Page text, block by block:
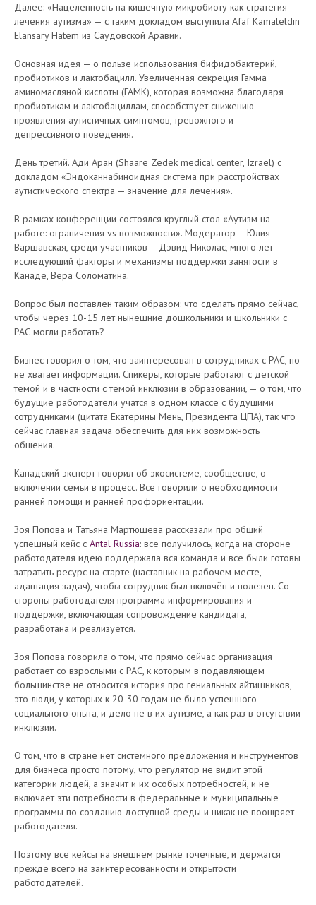
Далее: «Нацеленность на кишечную микробиоту как стратегия
лечения аутизма» — с таким докладом выступила Afaf Kamaleldin
Elansary Hatem из Саудовской Аравии.
Основная идея — о пользе использования бифидобактерий,
пробиотиков и лактобацилл. Увеличенная секреция Гамма
аминомасляной кислоты (ГАМК), которая возможна благодаря
пробиотикам и лактобациллам, способствует снижению
проявления аутистичных симптомов, тревожного и
депрессивного поведения.
День третий. Ади Аран (Shaare Zedek medical center, Izrael) с
докладом «Эндоканнабиноидная система при расстройствах
аутистического спектра — значение для лечения».
В рамках конференции состоялся круглый стол «Аутизм на
работе: ограничения vs возможности». Модератор – Юлия
Варшавская, среди участников – Дэвид Николас, много лет
исследующий факторы и механизмы поддержки занятости в
Канаде, Вера Соломатина.
Вопрос был поставлен таким образом: что сделать прямо сейчас,
чтобы через 10-15 лет нынешние дошкольники и школьники с
РАС могли работать?
Бизнес говорил о том, что заинтересован в сотрудниках c РАС, но
не хватает информации. Спикеры, которые работают с детской
темой и в частности с темой инклюзии в образовании, — о том, что
будущие работодатели учатся в одном классе с будущими
сотрудниками (цитата Екатерины Мень, Президента ЦПА), так что
сейчас главная задача обеспечить для них возможность
общения.
Канадский эксперт говорил об экосистеме, сообществе, о
включении семьи в процесс. Все говорили о необходимости
ранней помощи и ранней профориентации.
Зоя Попова и Татьяна Мартюшева рассказали про общий
успешный кейс с Antal Russia: все получилось, когда на стороне
работодателя идею поддержала вся команда и все были готовы
затратить ресурс на старте (наставник на рабочем месте,
адаптация задач), чтобы сотрудник был включён и полезен. Со
стороны работодателя программа информирования и
поддержки, включающая сопровождение кандидата,
разработана и реализуется.
Зоя Попова говорила о том, что прямо сейчас организация
работает со взрослыми с РАС, к которым в подавляющем
большинстве не относится история про гениальных айтишников,
это люди, у которых к 20-30 годам не было успешного
социального опыта, и дело не в их аутизме, а как раз в отсутствии
инклюзии.
О том, что в стране нет системного предложения и инструментов
для бизнеса просто потому, что регулятор не видит этой
категории людей, а значит и их особых потребностей, и не
включает эти потребности в федеральные и муниципальные
программы по созданию доступной среды и никак не поощряет
работодателя.
Поэтому все кейсы на внешнем рынке точечные, и держатся
прежде всего на заинтересованности и открытости
работодателей.